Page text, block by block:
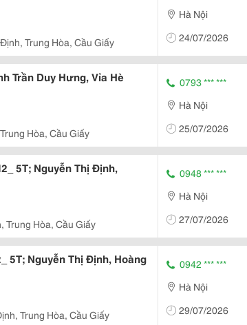
Trung Hòa, Cầu Giấy
Hà Nội
24/07/2026
Trần Duy Hưng, Vỉa Hè
Hòa, Cầu Giấy
0793 *** ***
Hà Nội
25/07/2026
5T; Nguyễn Thị Định,
Trung Hòa, Cầu Giấy
0948 *** ***
Hà Nội
27/07/2026
5T; Nguyễn Thị Định, Hoàng
Trung Hòa, Cầu Giấy
0942 *** ***
Hà Nội
29/07/2026